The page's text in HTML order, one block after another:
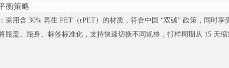
衡策略
：采用含 30% 再生 PET（rPET）的材质，符合中国 “双碳” 政策，同时享
将瓶盖、瓶身、标签标准化，支持快速切换不同规格，打样周期从 15 天